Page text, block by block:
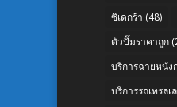
ซิเดกร้า (48)
ตัวปั๊มราคาถูก
บริการฉายหนัง
บริการรถเทรลเ